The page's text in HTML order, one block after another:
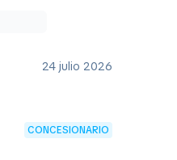
24 julio 2026
CONCESIONARIO